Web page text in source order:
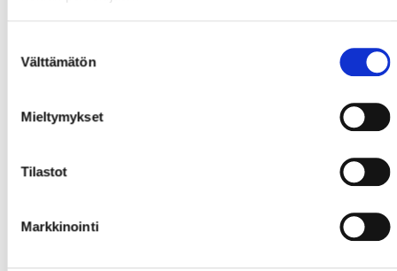
valinta
Välttämätön
Mieltymykset
Tilastot
Markkinointi